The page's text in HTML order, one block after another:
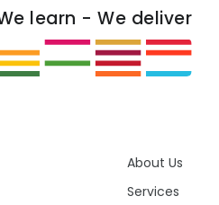
learn - We deliver
About Us
Services